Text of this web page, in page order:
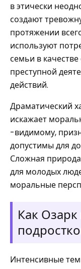
в этически
создают
протяжении
используют
семьи в
преступной
действий.
Драматический
искажает
-видимому,
допустимы для
Сложная природа
для молодых
моральные
Как Озарк
Интенсивные